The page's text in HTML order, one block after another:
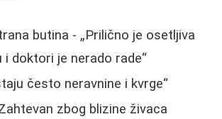
butina -
Prilično je osetljiva
i doktori je nerado rade
često neravnine i kvrge
zbog blizine živaca